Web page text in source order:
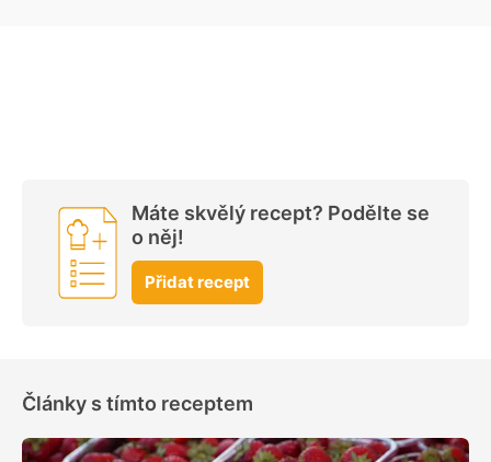
Máte skvělý recept? Podělte se
o něj!
Přidat recept
Články s tímto receptem